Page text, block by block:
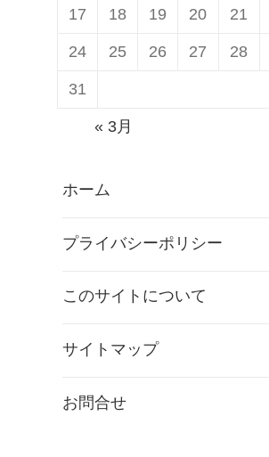
17 18 19 20 21
24 25 26 27 28
31
« 3月
ホーム
プライバシーポリシー
このサイトについて
サイトマップ
お問合せ